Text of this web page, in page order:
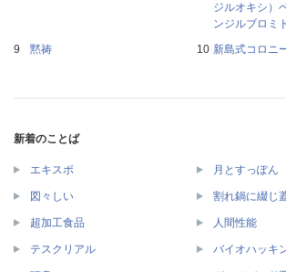
ジルオキシ）
ンジルブロミ
黙祷
新島式コロニ
新着のことば
エキスポ 月とすっぽん
図々しい 割れ鍋に綴じ
超加工食品 人間性能
テスクリアル バイオハッキ